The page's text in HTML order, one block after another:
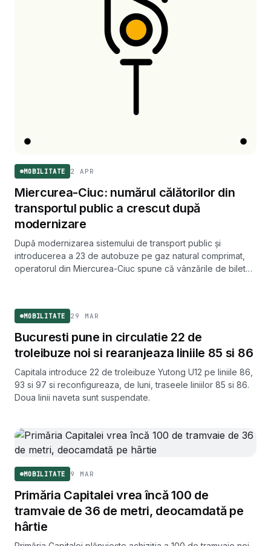
MOBILITATE 2 APR
Miercurea-Ciuc: numărul călătorilor din
transportul public a crescut după
modernizare
După modernizarea sistemului de transport public și
introducerea a 23 de autobuze pe gaz natural comprimat,
operatorul din Miercurea-Ciuc spune că vânzările de bilete
MOBILITATE 29 MAR
Bucuresti pune in circulatie 22 de
troleibuze noi si rearanjeaza liniile 85 si 86
Capitala introduce 22 de troleibuze Yutong U12 pe liniile 86,
93 si 97 si reconfigureaza, de luni, traseele liniilor 85 si 86.
Doua linii naveta sunt suspendate.
MOBILITATE 9 MAR
Primăria Capitalei vrea încă 100 de
tramvaie de 36 de metri, deocamdată pe
hârtie